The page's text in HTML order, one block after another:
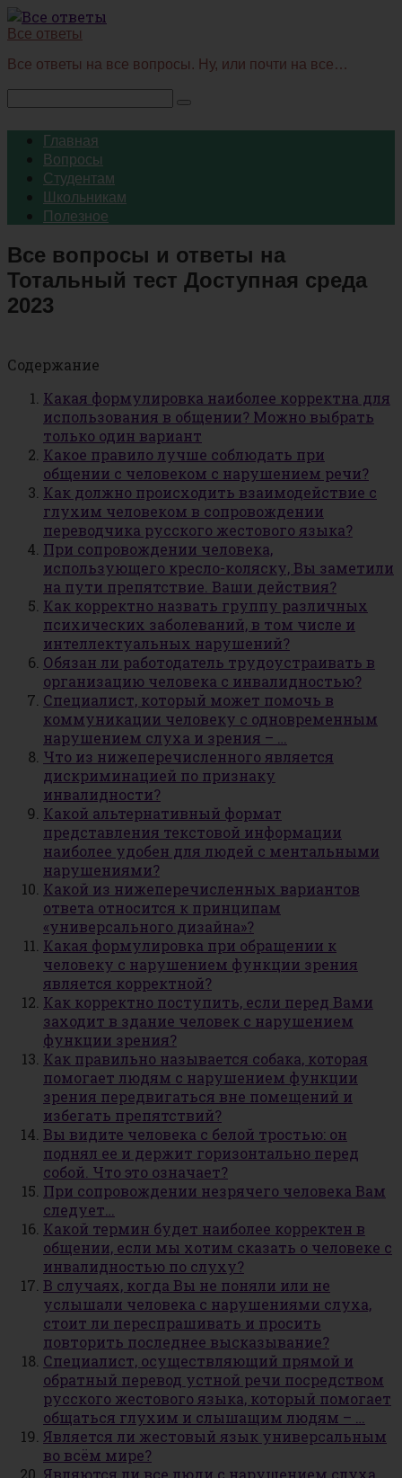
Перейти
кВсе ответы
Все ответы на все вопросы. Ну, или почти на все…
Поиск:
Главная
Вопросы
Студентам
Школьникам
Полезное
Все вопросы и ответы на
Тотальный тест Доступная среда
2023
Содержание
Какая формулировка наиболее корректна для
использования в общении? Можно выбрать
только один вариант
Какое правило лучше соблюдать при
общении с человеком с нарушением речи?
Как должно происходить взаимодействие с
глухим человеком в сопровождении
переводчика русского жестового языка?
При сопровождении человека,
использующего кресло-коляску, Вы заметили
на пути препятствие. Ваши действия?
Как корректно назвать группу различных
психических заболеваний, в том числе и
интеллектуальных нарушений?
Обязан ли работодатель трудоустраивать в
организацию человека с инвалидностью?
Специалист, который может помочь в
коммуникации человеку с одновременным
нарушением слуха и зрения – …
Что из нижеперечисленного является
дискриминацией по признаку
инвалидности?
Какой альтернативный формат
представления текстовой информации
наиболее удобен для людей с ментальными
нарушениями?
Какой из нижеперечисленных вариантов
ответа относится к принципам
«универсального дизайна»?
Какая формулировка при обращении к
человеку с нарушением функции зрения
является корректной?
Как корректно поступить, если перед Вами
заходит в здание человек с нарушением
функции зрения?
Как правильно называется собака, которая
помогает людям с нарушением функции
зрения передвигаться вне помещений и
избегать препятствий?
Вы видите человека с белой тростью: он
поднял ее и держит горизонтально перед
собой. Что это означает?
При сопровождении незрячего человека Вам
следует…
Какой термин будет наиболее корректен в
общении, если мы хотим сказать о человеке с
инвалидностью по слуху?
В случаях, когда Вы не поняли или не
услышали человека с нарушениями слуха,
стоит ли переспрашивать и просить
повторить последнее высказывание?
Специалист, осуществляющий прямой и
обратный перевод устной речи посредством
русского жестового языка, который помогает
общаться глухим и слышащим людям – …
Является ли жестовый язык универсальным
во всём мире?
Являются ли все люди с нарушением слуха